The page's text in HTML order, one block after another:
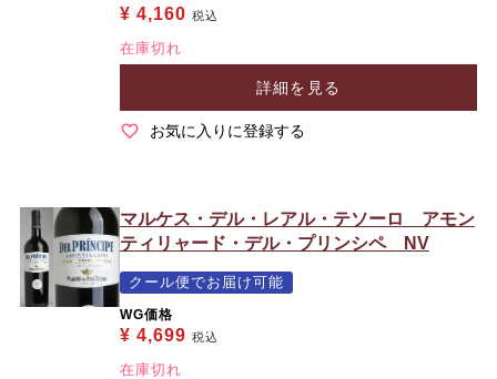
¥ 4,160 税込
在庫切れ
詳細を見る
お気に入りに登録する
マルケス・デル・レアル・テソーロ アモン
ティリャード・デル・プリンシペ NV
クール便でお届け可能
WG価格
¥ 4,699 税込
在庫切れ